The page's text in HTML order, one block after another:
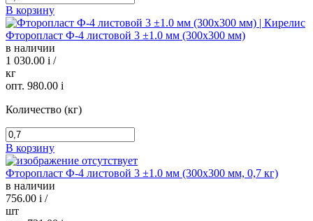
В корзину
Фторопласт Ф-4 листовой 3 ±1.0 мм (300х300 мм)
в наличии
1 030.00 i /
кг
опт. 980.00 i
Количество (кг)
В корзину
Фторопласт Ф-4 листовой 3 ±1.0 мм (300х300 мм, 0,7 кг)
в наличии
756.00 i /
шт